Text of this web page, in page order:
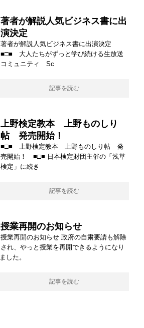
著者が解説人気ビジネス書に出
演決定
著者が解説人気ビジネス書に出演決定
■□■ 大人たちがずっと学び続ける生放送
コミュニティ Sc
記事を読む
上野検定教本 上野ものしり
帖 発売開始！
■□■ 上野検定教本 上野ものしり帖 発
売開始！ ■□■ 日本検定財団主催の「浅草
検定」に続き
記事を読む
授業再開のお知らせ
授業再開のお知らせ 政府の自粛要請も解除
され、やっと授業を再開できるようになり
ました。
記事を読む